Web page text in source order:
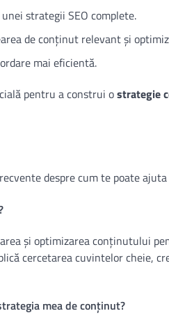
strategii SEO complete.
de conținut relevant și
mai eficientă.
pentru a construi ostrategie
despre cum te poate
și optimizarea conținutului
cercetarea cuvintelor cheie,
mea de conținut?